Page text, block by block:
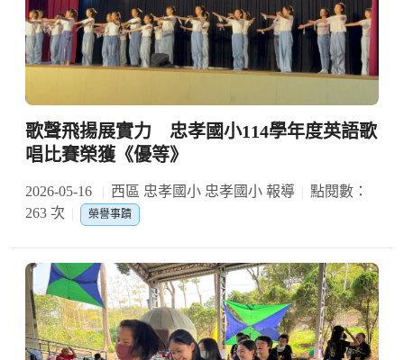
歌聲飛揚展實力 忠孝國小114學年度英語歌
唱比賽榮獲《優等》
2026-05-16 西區 忠孝國小 忠孝國小 報導
點閱數：
263 次
榮譽事蹟